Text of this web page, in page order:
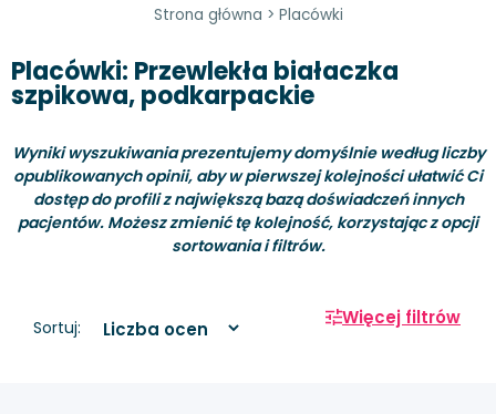
Strona główna > Placówki
Placówki: Przewlekła białaczka
szpikowa, podkarpackie
Wyniki wyszukiwania prezentujemy domyślnie według liczby
opublikowanych opinii, aby w pierwszej kolejności ułatwić Ci
dostęp do profili z największą bazą doświadczeń innych
pacjentów. Możesz zmienić tę kolejność, korzystając z opcji
sortowania i filtrów.
Sortuj: Więcej filtrów